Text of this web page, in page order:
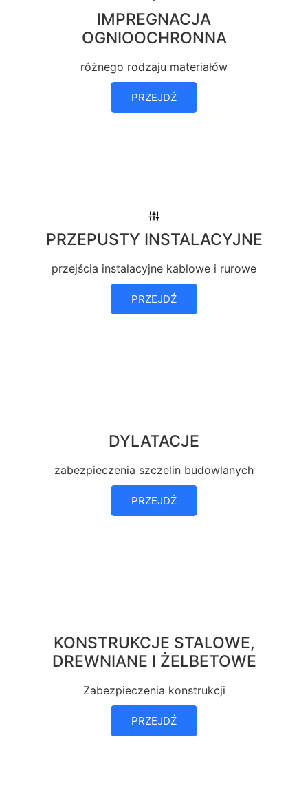
IMPREGNACJA
OGNIOOCHRONNA
różnego rodzaju materiałów
PRZEJDŹ
PRZEPUSTY INSTALACYJNE
przejścia instalacyjne kablowe i rurowe
PRZEJDŹ
DYLATACJE
zabezpieczenia szczelin budowlanych
PRZEJDŹ
KONSTRUKCJE STALOWE,
DREWNIANE I ŻELBETOWE
Zabezpieczenia konstrukcji
PRZEJDŹ